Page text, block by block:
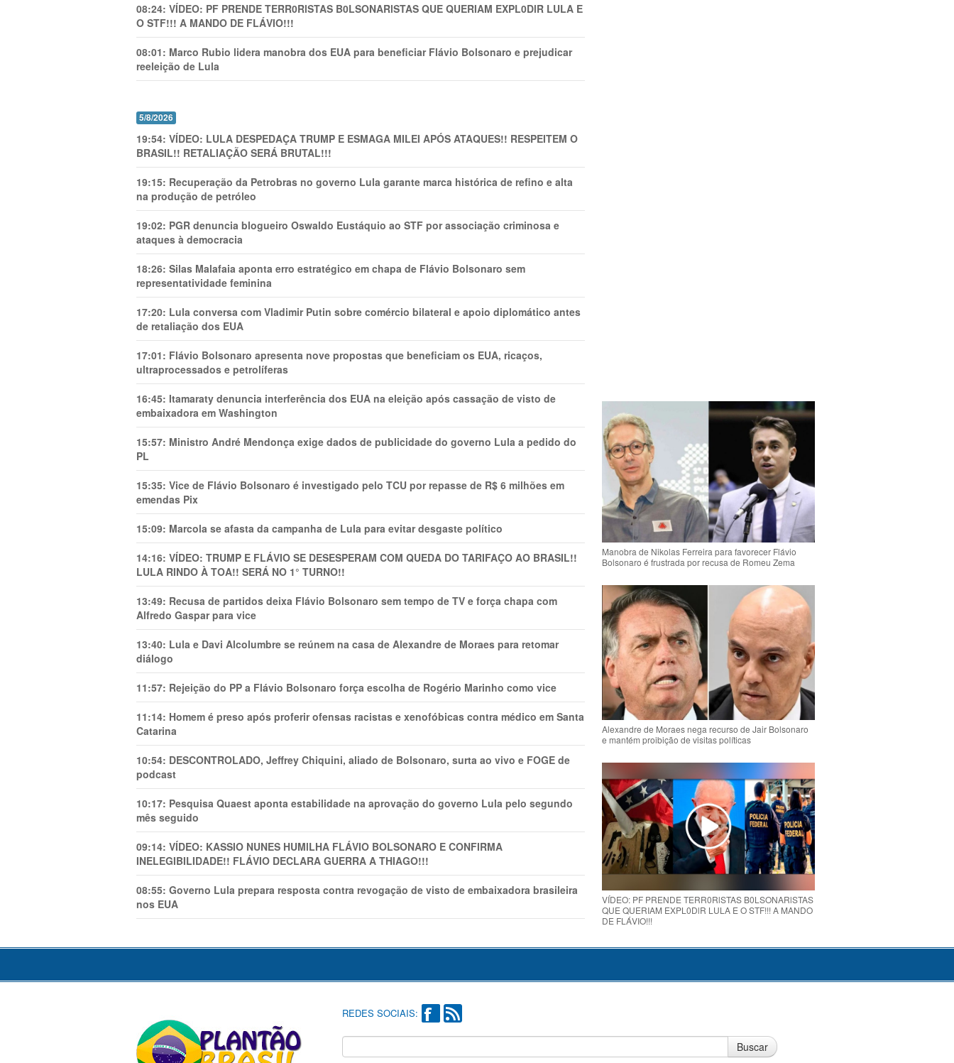
08:24: VÍDEO: PF PRENDE TERR0RlSTAS B0LSONARlSTAS QUE QUERIAM EXPL0DlR LULA E
O STF!!! A MANDO DE FLÁVIO!!!
08:01: Marco Rubio lidera manobra dos EUA para beneficiar Flávio Bolsonaro e prejudicar
reeleição de Lula
5/8/2026
19:54: VÍDEO: LULA DESPEDAÇA TRUMP E ESMAGA MILEI APÓS ATAQUES!! RESPEITEM O
BRASIL!! RETALIAÇÃO SERÁ BRUTAL!!!
19:15: Recuperação da Petrobras no governo Lula garante marca histórica de refino e alta
na produção de petróleo
19:02: PGR denuncia blogueiro Oswaldo Eustáquio ao STF por associação criminosa e
ataques à democracia
18:26: Silas Malafaia aponta erro estratégico em chapa de Flávio Bolsonaro sem
representatividade feminina
17:20: Lula conversa com Vladimir Putin sobre comércio bilateral e apoio diplomático antes
de retaliação dos EUA
17:01: Flávio Bolsonaro apresenta nove propostas que beneficiam os EUA, ricaços,
ultraprocessados e petrolíferas
16:45: Itamaraty denuncia interferência dos EUA na eleição após cassação de visto de
embaixadora em Washington
15:57: Ministro André Mendonça exige dados de publicidade do governo Lula a pedido do
PL
15:35: Vice de Flávio Bolsonaro é investigado pelo TCU por repasse de R$ 6 milhões em
emendas Pix
15:09: Marcola se afasta da campanha de Lula para evitar desgaste político
14:16: VÍDEO: TRUMP E FLÁVIO SE DESESPERAM COM QUEDA DO TARIFAÇO AO BRASIL!!
LULA RINDO À TOA!! SERÁ NO 1° TURNO!!
13:49: Recusa de partidos deixa Flávio Bolsonaro sem tempo de TV e força chapa com
Alfredo Gaspar para vice
13:40: Lula e Davi Alcolumbre se reúnem na casa de Alexandre de Moraes para retomar
diálogo
11:57: Rejeição do PP a Flávio Bolsonaro força escolha de Rogério Marinho como vice
11:14: Homem é preso após proferir ofensas racistas e xenofóbicas contra médico em Santa
Catarina
10:54: DESCONTROLADO, Jeffrey Chiquini, aliado de Bolsonaro, surta ao vivo e FOGE de
podcast
10:17: Pesquisa Quaest aponta estabilidade na aprovação do governo Lula pelo segundo
mês seguido
09:14: VÍDEO: KASSIO NUNES HUMlLHA FLÁVIO BOLSONARO E CONFIRMA
INELEGIBILIDADE!! FLÁVIO DECLARA GUERRA A THIAGO!!!
08:55: Governo Lula prepara resposta contra revogação de visto de embaixadora brasileira
nos EUA
Manobra de Nikolas Ferreira para favorecer Flávio
Bolsonaro é frustrada por recusa de Romeu Zema
Alexandre de Moraes nega recurso de Jair Bolsonaro
e mantém proibição de visitas políticas
VÍDEO: PF PRENDE TERR0RlSTAS B0LSONARlSTAS
QUE QUERIAM EXPL0DlR LULA E O STF!!! A MANDO
DE FLÁVIO!!!
REDES SOCIAIS:
Buscar